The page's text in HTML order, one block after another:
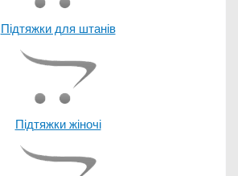
Підтяжки для штанів
Підтяжки жіночі